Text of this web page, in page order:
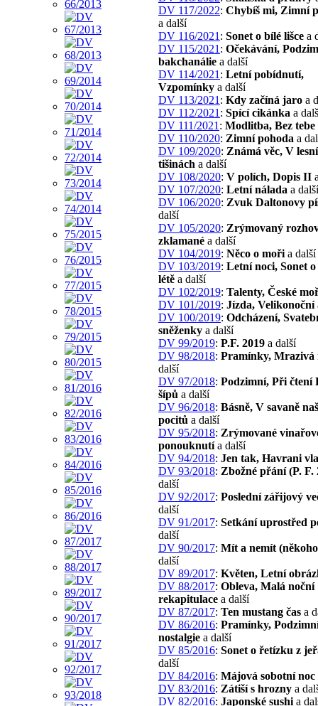
DV 117/2022: Chybíš mi, Zimní
a další
DV 116/2021 : Sonet o bílé lišce a
DV 115/2021 : Očekávání,
bakchanálie a další
DV 114/2021 : Letní pobídnutí,
Vzpomínky a další
DV 113/2021 : Kdy začíná jaro a
DV 112/2021 : Spící cikánka a
DV 111/2021 : Modlitba, Bez tebe
DV 110/2020: Zimní pohoda a
DV 109/2020: Známá věc, V
tišinách a další
DV 108/2020: V polích, Dopis II
DV 107/2020: Letní nálada a další
DV 106/2020: Zvuk Daltonovy
další
DV 105/2020: Zrýmovaný
zklamané a další
DV 104/2019: Něco o moři a další
DV 103/2019: Letní noci, Sonet
létě a další
DV 102/2019: Talenty, České
DV 101/2019: Jízda, Velikonoční
DV 100/2019: Odcházení,
sněženky a další
DV 99/2019: P.F. 2019 a další
DV 98/2018: Pramínky, Mrazivá
další
DV 97/2018: Podzimní, Při čtení
šípů a další
DV 96/2018: Básně, V savaně
pocitů a další
DV 95/2018: Zrýmované
ponouknutía další
DV 94/2018: Jen tak, Havrani
DV 93/2018: Zbožné přání (P. F.
další
DV 92/2017: Poslední zářijový
další
DV 91/2017: Setkání uprostřed
další
DV 90/2017: Mít a nemít
další
DV 89/2017: Květen, Letní
DV 88/2017: Obleva, Malá noční
rekapitulace a další
DV 87/2017: Ten mustang čas a
DV 86/2016: Pramínky,
nostalgie a další
DV 85/2016: Sonet o řetízku z
další
DV 84/2016: Májová sobotní noc
DV 83/2016: Zátiší s hrozny a
DV 82/2016: Japonské sushi a